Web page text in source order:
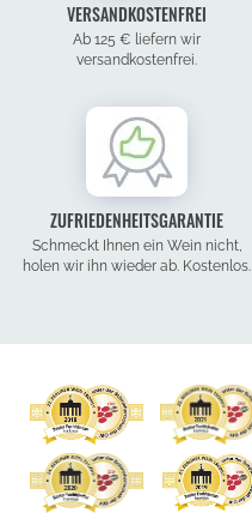
VERSANDKOSTENFREI
Ab 125 € liefern wir
versandkostenfrei.
ZUFRIEDENHEITSGARANTIE
Schmeckt Ihnen ein Wein nicht,
holen wir ihn wieder ab. Kostenlos.